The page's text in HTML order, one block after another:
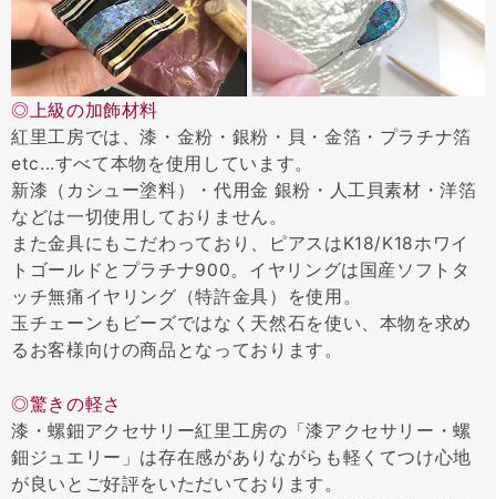
◎上級の加飾材料
紅里工房では、漆・金粉・銀粉・貝・金箔・プラチナ箔
etc...すべて本物を使用しています。
新漆（カシュー塗料）・代用金 銀粉・人工貝素材・洋箔
などは一切使用しておりません。
また金具にもこだわっており、ピアスはK18/K18ホワイ
トゴールドとプラチナ900。イヤリングは国産ソフトタ
ッチ無痛イヤリング（特許金具）を使用。
玉チェーンもビーズではなく天然石を使い、本物を求め
るお客様向けの商品となっております。
◎驚きの軽さ
漆・螺鈿アクセサリー紅里工房の「漆アクセサリー・螺
鈿ジュエリー」は存在感がありながらも軽くてつけ心地
が良いとご好評をいただいております。